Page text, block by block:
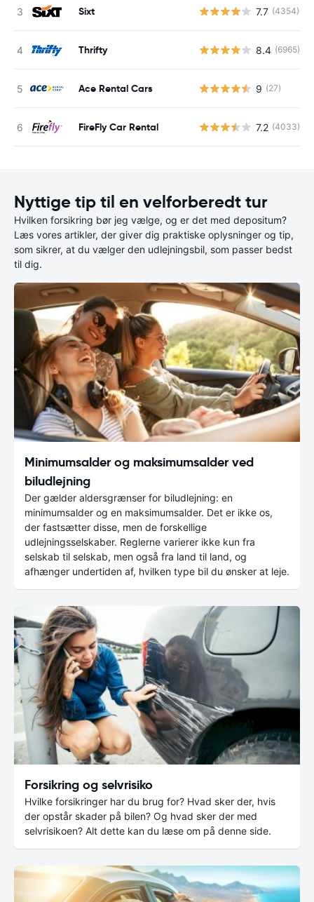
Sixt 7.7 (4354)
Thrifty 8.4 (6965)
Ace Rental Cars 9 (27)
FireFly Car Rental 7.2 (4033)
Nyttige tip til en velforberedt tur
Hvilken forsikring bør jeg vælge, og er det med depositum?
Læs vores artikler, der giver dig praktiske oplysninger og tip,
som sikrer, at du vælger den udlejningsbil, som passer bedst
til dig.
Minimumsalder og maksimumsalder ved
biludlejning
Der gælder aldersgrænser for biludlejning: en
minimumsalder og en maksimumsalder. Det er ikke os,
der fastsætter disse, men de forskellige
udlejningsselskaber. Reglerne varierer ikke kun fra
selskab til selskab, men også fra land til land, og
afhænger undertiden af, hvilken type bil du ønsker at leje.
Forsikring og selvrisiko
Hvilke forsikringer har du brug for? Hvad sker der, hvis
der opstår skader på bilen? Og hvad sker der med
selvrisikoen? Alt dette kan du læse om på denne side.